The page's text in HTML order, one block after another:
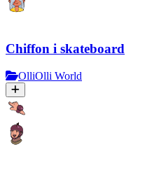
Chiffon i skateboard
OlliOlli World